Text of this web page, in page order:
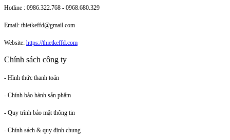
Hotline : 0986.322.768 - 0968.680.329
Email: thietkeffd@gmail.com
Website: https://thietkeffd.com
Chính sách công ty
- Hình thức thanh toán
- Chính bảo hành sản phẩm
- Quy trình bảo mật thông tin
- Chính sách & quy định chung